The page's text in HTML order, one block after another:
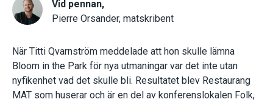
Vid pennan,
Pierre Orsander, matskribent
När Titti Qvarnström meddelade att hon skulle lämna
Bloom in the Park för nya utmaningar var det inte utan
nyfikenhet vad det skulle bli. Resultatet blev Restaurang
MAT som huserar och är en del av konferenslokalen Folk,